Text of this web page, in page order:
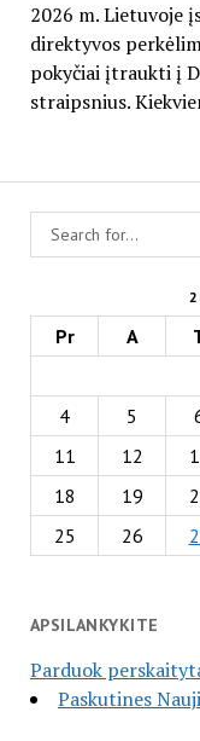
Pr A
4
5
11
12
18
19
25
26
APSILANKYKITE
Parduok
Paskutines
2026 m. Lietuvoje
direktyvos
pokyčiai įtraukti į
straipsnius.